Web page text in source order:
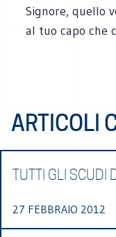
Signore, quello
al tuo capo che
ARTICOLI
TUTTI GLI SCUDI
27 FEBBRAIO 2012